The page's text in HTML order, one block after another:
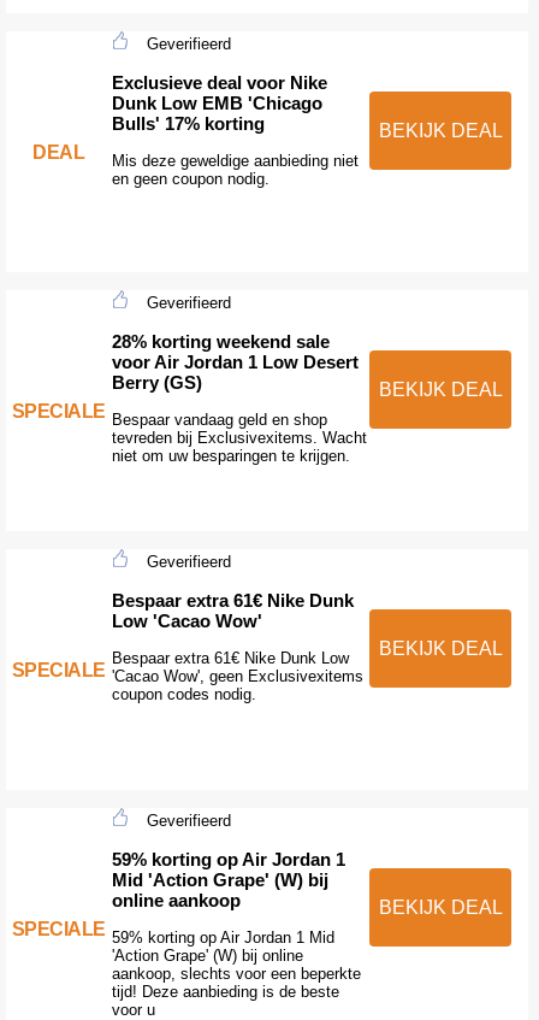
DEAL
Geverifieerd
Exclusieve deal voor Nike
Dunk Low EMB 'Chicago
Bulls' 17% korting
Mis deze geweldige aanbieding niet
en geen coupon nodig.
BEKIJK DEAL
SPECIALE
Geverifieerd
28% korting weekend sale
voor Air Jordan 1 Low Desert
Berry (GS)
Bespaar vandaag geld en shop
tevreden bij Exclusivexitems. Wacht
niet om uw besparingen te krijgen.
BEKIJK DEAL
SPECIALE
Geverifieerd
Bespaar extra 61€ Nike Dunk
Low 'Cacao Wow'
Bespaar extra 61€ Nike Dunk Low
'Cacao Wow', geen Exclusivexitems
coupon codes nodig.
BEKIJK DEAL
SPECIALE
Geverifieerd
59% korting op Air Jordan 1
Mid 'Action Grape' (W) bij
online aankoop
59% korting op Air Jordan 1 Mid
'Action Grape' (W) bij online
aankoop, slechts voor een beperkte
tijd! Deze aanbieding is de beste
voor u
BEKIJK DEAL